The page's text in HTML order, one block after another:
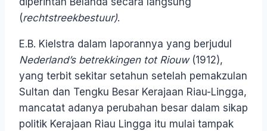
(rechtstreekbestuur).
E.B. Kielstra dalam laporannya yang berjudul
Nederland’s betrekkingen tot Riouw (1912),
yang terbit sekitar setahun setelah pemakzulan
Sultan dan Tengku Besar Kerajaan Riau-Lingga,
mancatat adanya perubahan besar dalam sikap
politik Kerajaan Riau Lingga itu mulai tampak